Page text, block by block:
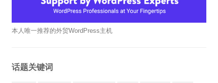
本人唯一推荐的外贸WordPress主机
话题关键词